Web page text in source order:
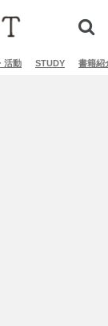
活動 STUDY 書籍紹